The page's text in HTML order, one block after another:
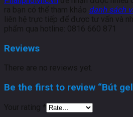
ra bạn có thể tham khảo danh sách
liên hệ trực tiếp để được tư vấn và
phẩm qua hotline: 0816 660 871
Reviews
There are no reviews yet.
Be the first to review “Bút
Your rating *